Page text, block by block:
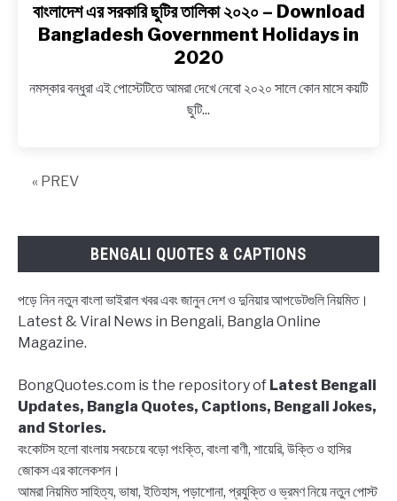
link
to
বাংলাদেশ
সরকারি
ছুটির
Government
Holidays
2020
বাংলাদেশ এর সরকারি ছুটির তালিকা ২০২০ – Download
Bangladesh Government Holidays in
2020
নমস্কার বন্ধুরা এই পোস্টেটিতে আমরা দেখে নেবো ২০২০ সালে কোন মাসে কয়টি
ছুটি...
« PREV
BENGALI QUOTES & CAPTIONS
পড়ে নিন নতুন বাংলা ভাইরাল খবর এবং জানুন দেশ ও দুনিয়ার আপডেটগুলি নিয়মিত।
Latest & Viral News in Bengali, Bangla Online
Magazine.
BongQuotes.com is the repository of Latest Bengali
Updates, Bangla Quotes, Captions, Bengali Jokes,
and Stories.
বংকোটস হলো বাংলায় সবচেয়ে বড়ো পংক্তি, বাংলা বাণী, শায়েরি, উক্তি ও হাসির
জোকস এর কালেকশন।
আমরা নিয়মিত সাহিত্য, ভাষা, ইতিহাস, পড়াশোনা, প্রযুক্তি ও ভ্রমণ নিয়ে নতুন পোস্ট